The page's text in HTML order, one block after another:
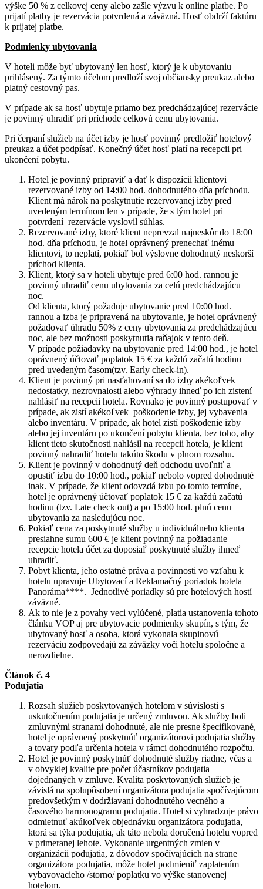
výške 50 % z celkovej ceny alebo zašle výzvu k online platbe. Po
prijatí platby je rezervácia potvrdená a záväzná. Hosť obdrží faktúru
k prijatej platbe.
Podmienky ubytovania
V hoteli môže byť ubytovaný len hosť, ktorý je k ubytovaniu
prihlásený. Za týmto účelom predloží svoj občiansky preukaz alebo
platný cestovný pas.
V prípade ak sa hosť ubytuje priamo bez predchádzajúcej rezervácie
je povinný uhradiť pri príchode celkovú cenu ubytovania.
Pri čerpaní služieb na účet izby je hosť povinný predložiť hotelový
preukaz a účet podpísať. Konečný účet hosť platí na recepcii pri
ukončení pobytu.
Hotel je povinný pripraviť a dať k dispozícii klientovi
rezervované izby od 14:00 hod. dohodnutého dňa príchodu.
Klient má nárok na poskytnutie rezervovanej izby pred
uvedeným termínom len v prípade, že s tým hotel pri
potvrdení rezervácie vyslovil súhlas.
Rezervované izby, ktoré klient neprevzal najneskôr do 18:00
hod. dňa príchodu, je hotel oprávnený prenechať inému
klientovi, to neplatí, pokiaľ bol výslovne dohodnutý neskorší
príchod klienta.
Klient, ktorý sa v hoteli ubytuje pred 6:00 hod. rannou je
povinný uhradiť cenu ubytovania za celú predchádzajúcu
noc.
Od klienta, ktorý požaduje ubytovanie pred 10:00 hod.
rannou a izba je pripravená na ubytovanie, je hotel oprávnený
požadovať úhradu 50% z ceny ubytovania za predchádzajúcu
noc, ale bez možnosti poskytnutia raňajok v tento deň.
V prípade požiadavky na ubytovanie pred 14:00 hod., je hotel
oprávnený účtovať poplatok 15 € za každú začatú hodinu
pred uvedeným časom(tzv. Early check-in).
Klient je povinný pri nasťahovaní sa do izby akékoľvek
nedostatky, nezrovnalosti alebo výhrady ihneď po ich zistení
nahlásiť na recepcii hotela. Rovnako je povinný postupovať v
prípade, ak zistí akékoľvek poškodenie izby, jej vybavenia
alebo inventáru. V prípade, ak hotel zistí poškodenie izby
alebo jej inventáru po ukončení pobytu klienta, bez toho, aby
klient tieto skutočnosti nahlásil na recepcii hotela, je klient
povinný nahradiť hotelu takúto škodu v plnom rozsahu.
Klient je povinný v dohodnutý deň odchodu uvoľniť a
opustiť izbu do 10:00 hod., pokiaľ nebolo vopred dohodnuté
inak. V prípade, že klient odovzdá izbu po tomto termíne,
hotel je oprávnený účtovať poplatok 15 € za každú začatú
hodinu (tzv. Late check out) a po 15:00 hod. plnú cenu
ubytovania za nasledujúcu noc.
Pokiaľ cena za poskytnuté služby u individuálneho klienta
presiahne sumu 600 € je klient povinný na požiadanie
recepcie hotela účet za doposiaľ poskytnuté služby ihneď
uhradiť.
Pobyt klienta, jeho ostatné práva a povinnosti vo vzťahu k
hotelu upravuje Ubytovací a Reklamačný poriadok hotela
Panoráma****. Jednotlivé poriadky sú pre hotelových hostí
záväzné.
Ak to nie je z povahy veci vylúčené, platia ustanovenia tohoto
článku VOP aj pre ubytovacie podmienky skupín, s tým, že
ubytovaný hosť a osoba, ktorá vykonala skupinovú
rezerváciu zodpovedajú za záväzky voči hotelu spoločne a
nerozdielne.
Článok č. 4
Podujatia
Rozsah služieb poskytovaných hotelom v súvislosti s
uskutočnením podujatia je určený zmluvou. Ak služby boli
zmluvnými stranami dohodnuté, ale nie presne špecifikované,
hotel je oprávnený poskytnúť organizátorovi podujatia služby
a tovary podľa určenia hotela v rámci dohodnutého rozpočtu.
Hotel je povinný poskytnúť dohodnuté služby riadne, včas a
v obvyklej kvalite pre počet účastníkov podujatia
dojednaných v zmluve. Kvalita poskytovaných služieb je
závislá na spolupôsobení organizátora podujatia spočívajúcom
predovšetkým v dodržiavaní dohodnutého vecného a
časového harmonogramu podujatia. Hotel si vyhradzuje právo
odmietnuť akúkoľvek objednávku organizátora podujatia,
ktorá sa týka podujatia, ak táto nebola doručená hotelu vopred
v primeranej lehote. Vykonanie urgentných zmien v
organizácii podujatia, z dôvodov spočívajúcich na strane
organizátora podujatia, môže hotel podmieniť zaplatením
vybavovacieho /storno/ poplatku vo výške stanovenej
hotelom.